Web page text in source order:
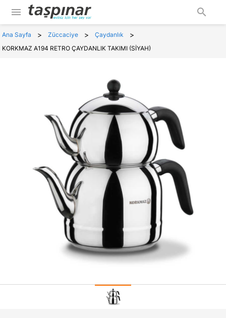
menu search
Ana Sayfa > Züccaciye > Çaydanlık >
KORKMAZ A194 RETRO ÇAYDANLIK TAKIMI (SİYAH)